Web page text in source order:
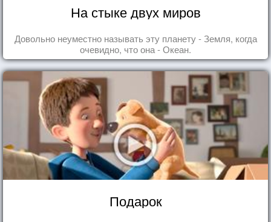
На стыке двух миров
Довольно неуместно называть эту планету - Земля, когда
очевидно, что она - Океан.
Подарок